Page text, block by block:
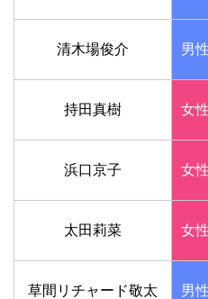
清木場俊介 男性
持田真樹 女性
浜口京子 女性
太田莉菜 女性
草間リチャード敬太 男性